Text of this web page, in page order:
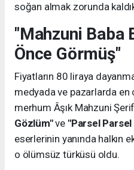
soğan almak zorunda
"Mahzuni Baba
Önce Görmüş"
Fiyatların 80 liraya
medyada ve pazarlarda en
merhum Âşık Mahzuni
Gözlüm"ve "Parsel
eserlerinin yanında halkın
o ölümsüz türküsü oldu.